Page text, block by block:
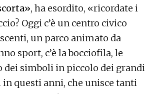
, ha esordito, «ricordate i
Oggi c’è un centro civico
un parco animato da
sport, c’è la bocciofila, le
dei simboli in piccolo dei grandi
questi anni, che unisce tanti